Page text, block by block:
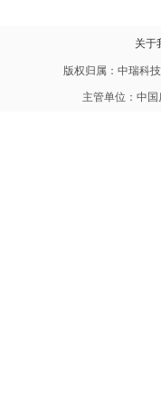
关于
版权归属：中瑞科
主管单位：中